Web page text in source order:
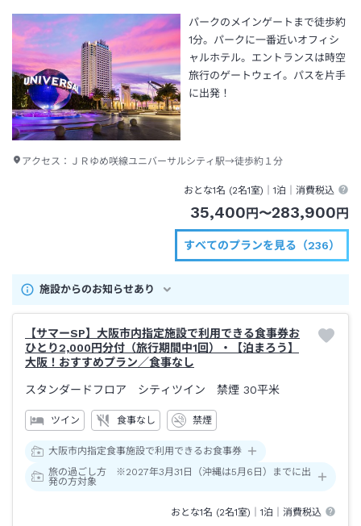
パークのメインゲートまで徒歩約
1分。パークに一番近いオフィシ
ャルホテル。エントランスは時空
旅行のゲートウェイ。パスを片手
に出発！
アクセス： ＪＲゆめ咲線ユニバーサルシティ駅→徒歩約１分
おとな1名 (2名1室)｜1泊 ｜消費税込
35,400円〜283,900円
すべてのプランを見る（236）
施設からのお知らせあり
【サマーSP】大阪市内指定施設で利用できる食事券お
ひとり2,000円分付（旅行期間中1回）・【泊まろう】
大阪！おすすめプラン／食事なし
スタンダードフロア シティツイン 禁煙 30平米
ツイン 食事なし 禁煙
大阪市内指定食事施設で利用できるお食事券
旅の過ごし方 ※2027年3月31日（沖縄は5月6日）までに出
発の方対象
おとな1名 (2名1室)｜1泊 ｜消費税込